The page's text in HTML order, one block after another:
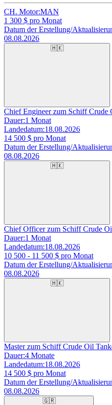
CH. Motor:MAN
1 300 $ pro Monat
Datum der Erstellung/
08.08.2026
🇭🇰
Chief Engineer zum Schiff Crude
Dauer:1 Monat
Landedatum:18.08.2026
14 500 $ pro Monat
Datum der Erstellung/
08.08.2026
🇭🇰
Chief Officer zum Schiff Crude
Dauer:1 Monat
Landedatum:18.08.2026
10 500 - 11 500 $ pro Monat
Datum der Erstellung/
08.08.2026
🇭🇰
Master zum Schiff Crude Oil
Dauer:4 Monate
Landedatum:18.08.2026
14 500 $ pro Monat
Datum der Erstellung/
08.08.2026
🇬🇷